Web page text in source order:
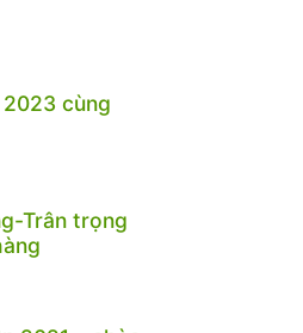
2023 cùng
Trân trọng